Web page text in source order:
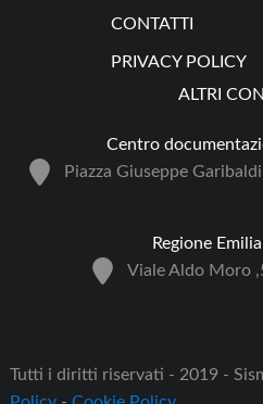
CONTATTI
PRIVACY POLICY
ALTRI
Centro
Piazza Giuseppe
Regione
Viale Aldo Moro
Tutti i diritti riservati - 2019 -